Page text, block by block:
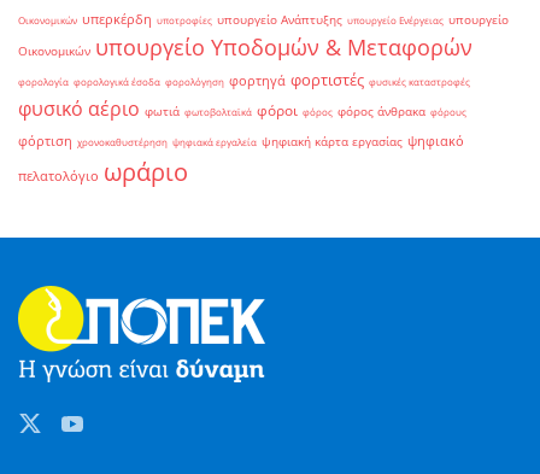
Οικονομικών υπερκέρδη υποτροφίες υπουργείο Ανάπτυξης υπουργείο Ενέργειας υπουργείο
Οικονομικών υπουργείο Υποδομών & Μεταφορών
φορολογία φορολογικά έσοδα φορολόγηση φορτηγά φορτιστές φυσικές καταστροφές
φυσικό αέριο φωτιά φωτοβολταϊκά φόροι φόρος φόρος άνθρακα φόρους
φόρτιση χρονοκαθυστέρηση ψηφιακά εργαλεία ψηφιακή κάρτα εργασίας ψηφιακό
πελατολόγιο ωράριο